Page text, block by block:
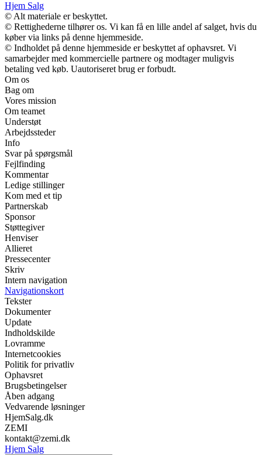
Hjem Salg
© Alt materiale er beskyttet.
© Rettighederne tilhører os. Vi kan få en lille andel af salget, hvis du
køber via links på denne hjemmeside.
© Indholdet på denne hjemmeside er beskyttet af ophavsret. Vi
samarbejder med kommercielle partnere og modtager muligvis
betaling ved køb. Uautoriseret brug er forbudt.
Om os
Bag om
Vores mission
Om teamet
Understøt
Arbejdssteder
Info
Svar på spørgsmål
Fejlfinding
Kommentar
Ledige stillinger
Kom med et tip
Partnerskab
Sponsor
Støttegiver
Henviser
Allieret
Pressecenter
Skriv
Intern navigation
Navigationskort
Tekster
Dokumenter
Update
Indholdskilde
Lovramme
Internetcookies
Politik for privatliv
Ophavsret
Brugsbetingelser
Åben adgang
Vedvarende løsninger
HjemSalg.dk
ZEMI
kontakt@zemi.dk
Hjem Salg